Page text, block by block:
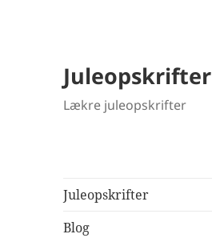
Juleopskrifter
Lækre juleopskrifter
Juleopskrifter
Blog